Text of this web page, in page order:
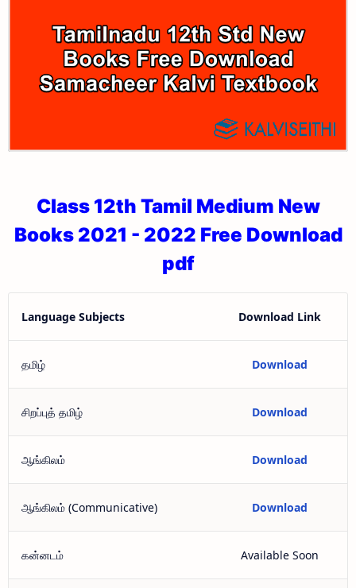
Class 12th Tamil Medium New
Books 2021 - 2022 Free Download
pdf
Language Subjects Download Link
தமிழ் Download
சிறப்புத் தமிழ் Download
ஆங்கிலம் Download
ஆங்கிலம் (Communicative) Download
கன்னடம் Available Soon